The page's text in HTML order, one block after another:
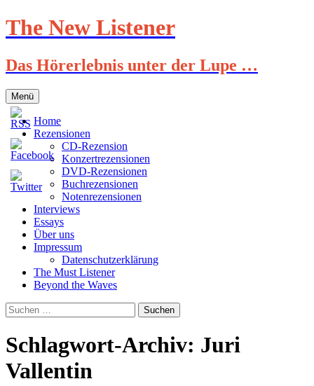
Zum
Inhalt
The New Listener
Das Hörerlebnis unter der Lupe …
Menü
Home
Rezensionen
CD-Rezension
Konzertrezensionen
DVD-Rezensionen
Buchrezensionen
Notenrezensionen
Interviews
Essays
Über uns
Impressum
Datenschutzerklärung
The Must Listener
Beyond the Waves
Suchen
nach:
Schlagwort-Archiv: Juri
Vallentin